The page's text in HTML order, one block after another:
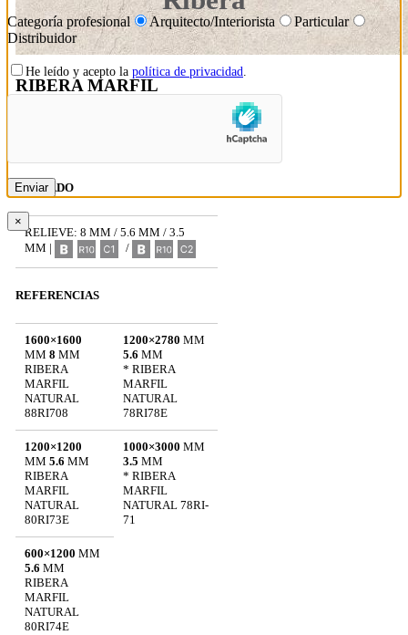
RIBERA MARFIL
ACABADO
RELIEVE: 8 MM / 5.6 MM / 3.5
MM |
/
REFERENCIAS
1600×1600
MM 8 MM
RIBERA
MARFIL
NATURAL
88RI708
1200×2780 MM
5.6 MM
* RIBERA
MARFIL
NATURAL
78RI78E
1200×1200
MM 5.6 MM
RIBERA
MARFIL
NATURAL
80RI73E
1000×3000 MM
3.5 MM
* RIBERA
MARFIL
NATURAL 78RI-
71
600×1200 MM
5.6 MM
RIBERA
MARFIL
NATURAL
80RI74E
Categoría profesional Arquitecto/Interiorista
Particular
Distribuidor
He leído y acepto la política de privacidad
×